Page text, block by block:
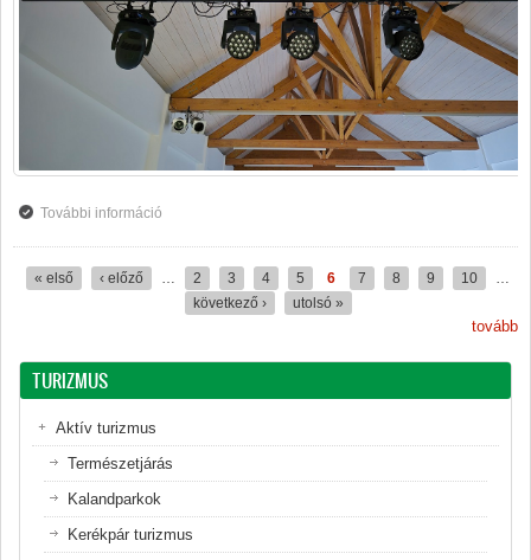
További információ
« első ‹ előző … 2 3 4 5 6 7 8 9 10
…
következő ›
utolsó »
tovább
TURIZMUS
Aktív turizmus
Természetjárás
Kalandparkok
Kerékpár turizmus